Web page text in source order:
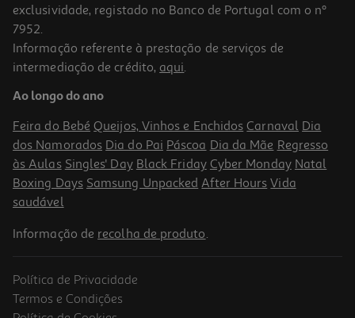
exclusividade, registado no Banco de Portugal com o nº
7952.
Informação referente à prestação de serviços de
intermediação de crédito, aqui.
Ao longo do ano
Feira do Bebé Queijos, Vinhos e Enchidos Carnaval Dia
dos Namorados Dia do Pai Páscoa Dia da Mãe Regresso
às Aulas Singles' Day Black Friday Cyber Monday Natal
Boxing Days Samsung Unpacked After Hours Vida
saudável
Informação de recolha de produto.
Política de Privacidade
Termos e Condições